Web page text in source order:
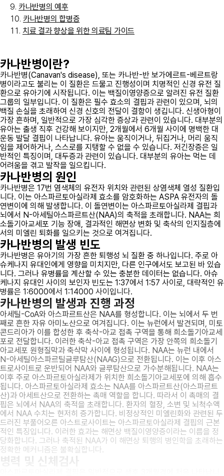
카나반병의 예후
카나반병의 합병증
치료 결과 향상을 위한 의료팀 가이드
카나반병이란?
카나반병(Canavan's disease), 또는 카나반-반 보가에르트-베르트랑
병이라고도 불리는 이 질환은 드물고 진행성이며 치명적인 신경 유전 질
환으로 유아기에 시작됩니다. 이는 백질이영양증으로 알려진 유전 질환
그룹의 일부입니다. 이 질환은 필수 효소의 결핍과 관련이 있으며, 뇌의
백질 손실을 초래하여 신경 신호의 전달이 결함이 생깁니다. 신생아형이
가장 흔하며, 일반적으로 가장 심각한 증상과 관련이 있습니다. 대부분의
유아는 출생 직후 건강해 보이지만, 2개월에서 6개월 사이에 명백한 대
운동 발달 결핍이 나타납니다. 유아는 움직이거나, 뒤집거나, 머리 움직
임을 제어하거나, 스스로를 지탱할 수 없을 수 있습니다. 저긴장증은 일
반적인 특징이며, 대두증과 관련이 있습니다. 대부분의 유아는 먹는 데
어려움을 겪고 발작을 일으킵니다.
카나반병의 원인
카나반병은 17번 염색체의 유전자 위치와 관련된 상염색체 열성 질환입
니다. 이는 아스파르토아실라제 효소를 암호화하는 ASPA 유전자의 돌
연변이에 의해 발생합니다. 이 돌연변이는 아스파르토아실라제 결핍과
뇌에서 N-아세틸아스파르트산(NAA)의 축적을 초래합니다. NAA는 희
소돌기아교세포 기능 장애, 결과적인 해면상 변화 및 축삭의 인지질층에
서의 미엘린 퇴화를 일으키는 것으로 여겨집니다.
카나반병의 발생 빈도
카나반병은 유아기의 가장 흔한 퇴행성 뇌 질환 중 하나입니다. 주로 아
슈케나지 유대인에게 영향을 미치지만, 다른 인구에서도 보고된 바 있습
니다. 그러나 유병률을 계산할 수 있는 충분한 데이터는 없습니다. 아슈
케나지 유대인 사이의 보인자 빈도는 1:37에서 1:57 사이로, 대략적인 유
병률은 1:6000에서 1:14000 사이입니다.
카나반병의 발생과 진행 과정
아세틸-CoA와 아스파르트산은 NAA를 형성합니다. 이는 뇌에서 두 번
째로 흔한 자유 아미노산으로 여겨집니다. 이는 뉴런에서 발견되며, 미토
콘드리아가 이를 합성한 후 축삭-아교 접촉 구역을 통해 희소돌기아교세
포로 전달합니다. 이러한 축삭-아교 접촉 구역은 가장 안쪽의 희소돌기
아교세포 원형질막과 축삭막 사이에 형성됩니다. NAA는 뉴런 내에서
N-아세틸아스파르틸글루탐산(NAAG)으로 전환됩니다. 이는 이후 아스
트로사이트로 운반되어 NAA와 글루탐산으로 가수분해됩니다. NAA는
이후 주로 아스파르토아실라제가 위치한 희소돌기아교세포에 의해 흡수
됩니다. 아스파르토아실라제 효소는 NAA를 아스파르트산(아스파르트
산)과 아세트산으로 전환하는 촉매 역할을 합니다. 따라서 이 촉매의 결
핍은 뇌에서 NAA의 축적을 초래합니다. 환자의 혈장, 소변 및 뇌척수액
에서 NAA 수치는 현저히 증가합니다. 비정상적인 미엘린화와 관련된 두
드러진 부풀어오른 아스트로사이트는 아스파르토아실라제 결핍의 근본
적인 특징입니다. 이러한 효과는 해면상 백질이영양증이라는 이름을 정
당화합니다. 그러나 축적된 NAA가 이 해면상 퇴행의 병인학을 초래하는
정확한 메커니즘은 불확실합니다.
병력 및 신체검사